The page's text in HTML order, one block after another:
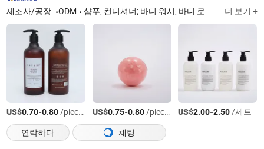
제조사/공장 ODM 샴푸, 컨디셔너; 바디 워시, 바디 로션; 핸드 워시, 핸드 로션; 구강 세정제; 면도 크림; 비누; 물티슈; 식기 세척 세제, 식기 세척 탭; 세탁 세제 더 보기 +
US$0.70-0.80/pieces US$0.75-0.80/pieces US$2.00-2.50/세트
연락하다
채팅